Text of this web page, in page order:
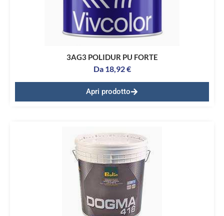
3AG3 POLIDUR PU FORTE
Da 18,92€
Apri prodotto